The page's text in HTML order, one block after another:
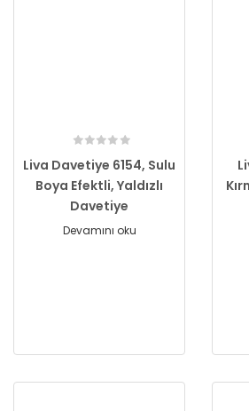
Liva Davetiye 6154, Sulu
Boya Efektli, Yaldızlı
Davetiye
Devamını oku